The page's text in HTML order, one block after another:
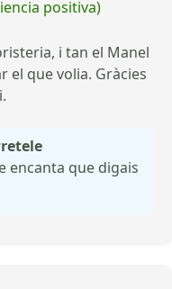
positiva)
i tan el Manel
el que volia. Gràcies
encanta que digais